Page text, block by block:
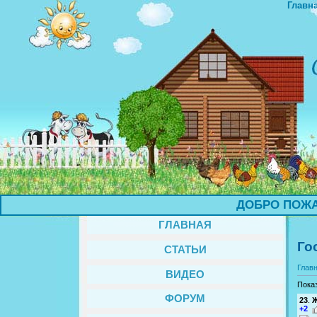
ДОБРО
ГЛАВНАЯ
СТАТЬИ
ВИДЕО
ФОРУМ
23
+2